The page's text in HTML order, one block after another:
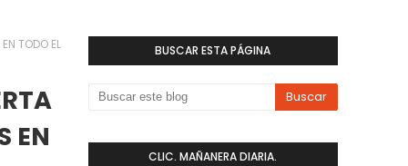
TODO EL
EN
BUSCAR ESTA PÁGINA
CLIC. MAÑANERA DIARIA.